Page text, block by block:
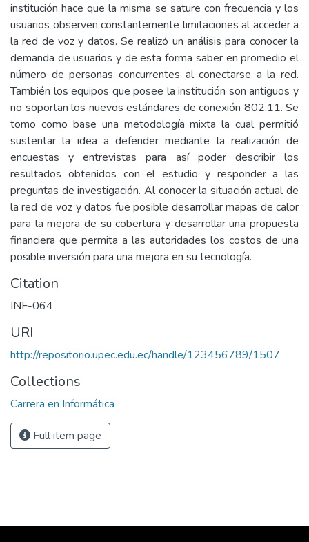
institución hace que la misma se sature con frecuencia y los
usuarios observen constantemente limitaciones al acceder a
la red de voz y datos. Se realizó un análisis para conocer la
demanda de usuarios y de esta forma saber en promedio el
número de personas concurrentes al conectarse a la red.
También los equipos que posee la institución son antiguos y
no soportan los nuevos estándares de conexión 802.11. Se
tomo como base una metodología mixta la cual permitió
sustentar la idea a defender mediante la realización de
encuestas y entrevistas para así poder describir los
resultados obtenidos con el estudio y responder a las
preguntas de investigación. Al conocer la situación actual de
la red de voz y datos fue posible desarrollar mapas de calor
para la mejora de su cobertura y desarrollar una propuesta
financiera que permita a las autoridades los costos de una
posible inversión para una mejora en su tecnología.
Citation
INF-064
URI
http://repositorio.upec.edu.ec/handle/123456789/1507
Collections
Carrera en Informática
Full item page